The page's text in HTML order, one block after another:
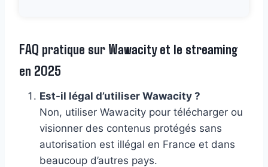
FAQ pratique sur Wawacity et le streaming
en 2025
Est-il légal d’utiliser Wawacity ?
Non, utiliser Wawacity pour télécharger ou
visionner des contenus protégés sans
autorisation est illégal en France et dans
beaucoup d’autres pays.